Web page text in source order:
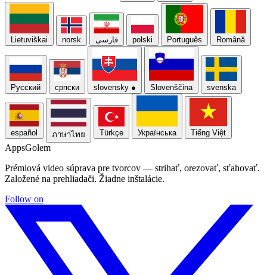
Lietuviškai norsk فارسی polski Português Română
Русский српски slovensky ● Slovenščina svenska
español ภาษาไทย Türkçe Українська Tiếng Việt
AppsGolem
Prémiová video súprava pre tvorcov — strihať, orezovať, sťahovať.
Založené na prehliadači. Žiadne inštalácie.
Follow on